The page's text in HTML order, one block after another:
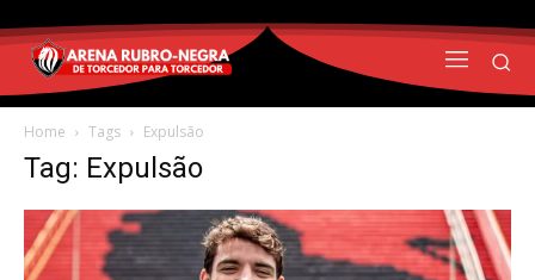
Home Tags Expulsão
Tag: Expulsão